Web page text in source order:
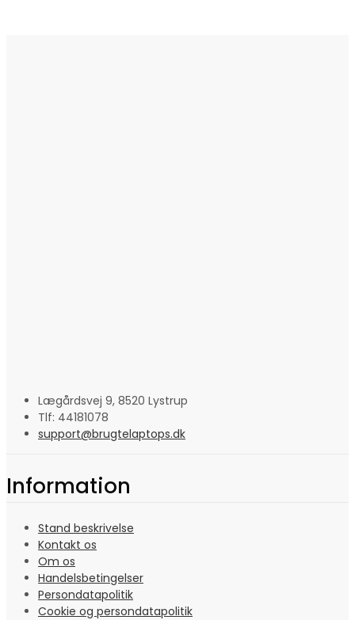
Lægårdsvej 9, 8520 Lystrup
Tlf: 44181078
support@brugtelaptops.dk
Information
Stand beskrivelse
Kontakt os
Om os
Handelsbetingelser
Persondatapolitik
Cookie og persondatapolitik